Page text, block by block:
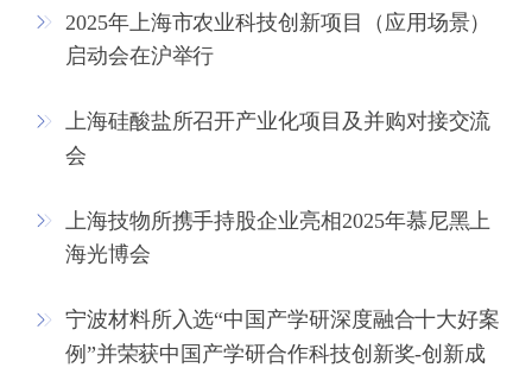
2025年上海市农业科技创新项目（应用场景）
启动会在沪举行
上海硅酸盐所召开产业化项目及并购对接交流
会
上海技物所携手持股企业亮相2025年慕尼黑上
海光博会
宁波材料所入选“中国产学研深度融合十大好案
例”并荣获中国产学研合作科技创新奖-创新成